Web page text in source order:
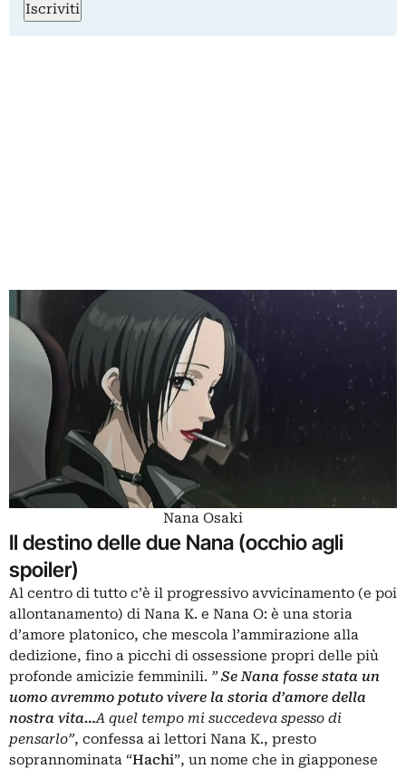
Iscriviti
Nana Osaki
Il destino delle due Nana (occhio agli
spoiler)
Al centro di tutto c’è il progressivo avvicinamento (e poi
allontanamento) di Nana K. e Nana O: è una storia
d’amore platonico, che mescola l’ammirazione alla
dedizione, fino a picchi di ossessione propri delle più
profonde amicizie femminili. ”Se Nana fosse stata un
uomo avremmo potuto vivere la storia d’amore della
nostra vita…A quel tempo mi succedeva spesso di
pensarlo”, confessa ai lettori Nana K., presto
soprannominata “Hachi”, un nome che in giapponese